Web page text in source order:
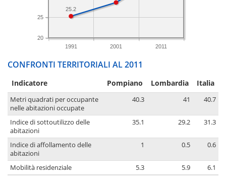
1991 2001 2011
20
25
25.2
CONFRONTI TERRITORIALI AL 2011
Indicatore Pompiano Lombardia Italia
Metri quadrati per occupante
nelle abitazioni occupate
40.3 41 40.7
Indice di sottoutilizzo delle
abitazioni
35.1 29.2 31.3
Indice di affollamento delle
abitazioni
1 0.5 0.6
Mobilità residenziale 5.3 5.9 6.1